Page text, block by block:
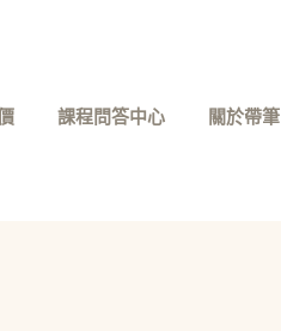
課程問答中心 關於帶筆